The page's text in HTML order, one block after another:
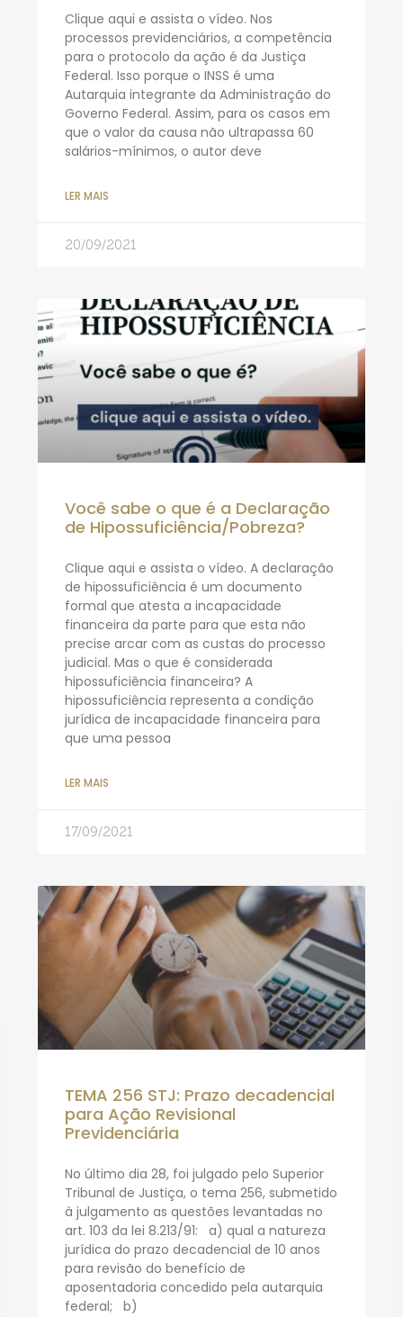
Clique aqui e assista o vídeo. Nos
processos previdenciários, a competência
para o protocolo da ação é da Justiça
Federal. Isso porque o INSS é uma
Autarquia integrante da Administração do
Governo Federal. Assim, para os casos em
que o valor da causa não ultrapassa 60
salários-mínimos, o autor deve
LER MAIS
20/09/2021
Você sabe o que é a Declaração
de Hipossuficiência/Pobreza?
Clique aqui e assista o vídeo. A declaração
de hipossuficiência é um documento
formal que atesta a incapacidade
financeira da parte para que esta não
precise arcar com as custas do processo
judicial. Mas o que é considerada
hipossuficiência financeira? A
hipossuficiência representa a condição
jurídica de incapacidade financeira para
que uma pessoa
LER MAIS
17/09/2021
TEMA 256 STJ: Prazo decadencial
para Ação Revisional
Previdenciária
No último dia 28, foi julgado pelo Superior
Tribunal de Justiça, o tema 256, submetido
à julgamento as questões levantadas no
art. 103 da lei 8.213/91: a) qual a natureza
jurídica do prazo decadencial de 10 anos
para revisão do benefício de
aposentadoria concedido pela autarquia
federal; b)